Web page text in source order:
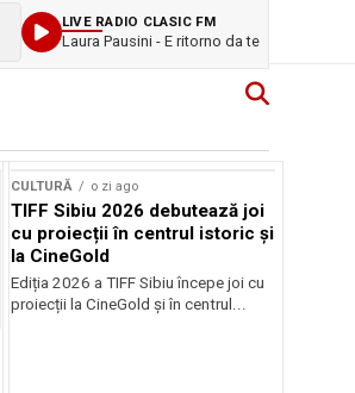
LIVE RADIO CLASIC FM
Laura Pausini - E ritorno da te
CULTURĂ o zi ago
TIFF Sibiu 2026 debutează joi
cu proiecții în centrul istoric și
la CineGold
Ediția 2026 a TIFF Sibiu începe joi cu
proiecții la CineGold și în centrul...